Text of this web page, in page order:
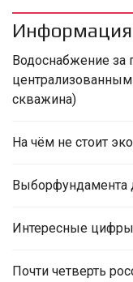
Информация
Водоснабжение
скважина)
На чём не стоит
Выборфундамента
Интересные цифры
Почти четверть